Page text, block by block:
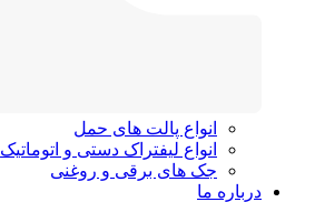
انواع پالت های حمل
انواع لیفتراک دستی و اتوماتیک
جک های برقی و روغنی
درباره ما